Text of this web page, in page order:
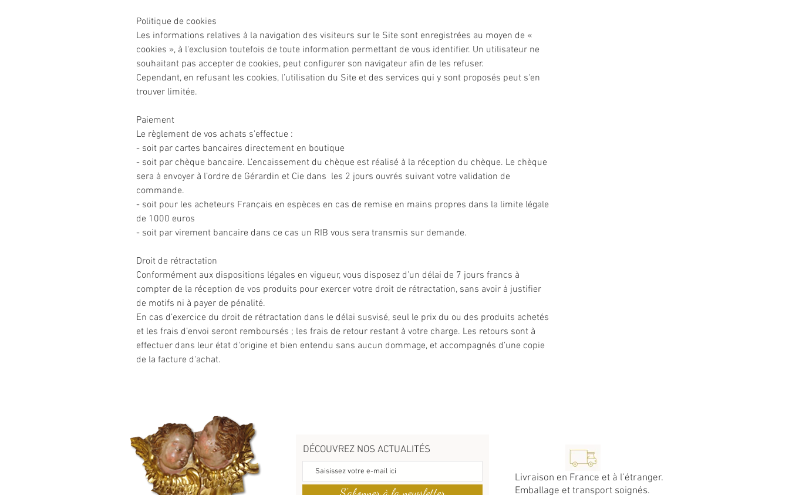
Politique de cookies
Les informations relatives à la navigation des visiteurs sur le Site sont enregistrées au moyen de «
cookies », à l'exclusion toutefois de toute information permettant de vous identifier. Un utilisateur ne
souhaitant pas accepter de cookies, peut configurer son navigateur afin de les refuser.
Cependant, en refusant les cookies, l’utilisation du Site et des services qui y sont proposés peut s'en
trouver limitée.
Paiement
Le règlement de vos achats s'effectue :
- soit par cartes bancaires directement en boutique
- soit par chèque bancaire. L’encaissement du chèque est réalisé à la réception du chèque. Le chèque
sera à envoyer à l’ordre de Gérardin et Cie dans les 2 jours ouvrés suivant votre validation de
commande.
- soit pour les acheteurs Français en espèces en cas de remise en mains propres dans la limite légale
de 1000 euros
- soit par virement bancaire dans ce cas un RIB vous sera transmis sur demande.
Droit de rétractation
Conformément aux dispositions légales en vigueur, vous disposez d’un délai de 7 jours francs à
compter de la réception de vos produits pour exercer votre droit de rétractation, sans avoir à justifier
de motifs ni à payer de pénalité.
En cas d’exercice du droit de rétractation dans le délai susvisé, seul le prix du ou des produits achetés
et les frais d’envoi seront remboursés ; les frais de retour restant à votre charge. Les retours sont à
effectuer dans leur état d'origine et bien entendu sans aucun dommage, et accompagnés d’une copie
de la facture d'achat.
DÉCOUVREZ NOS ACTUALITÉS
Livraison en France et à l’étranger.
Emballage et transport soignés.